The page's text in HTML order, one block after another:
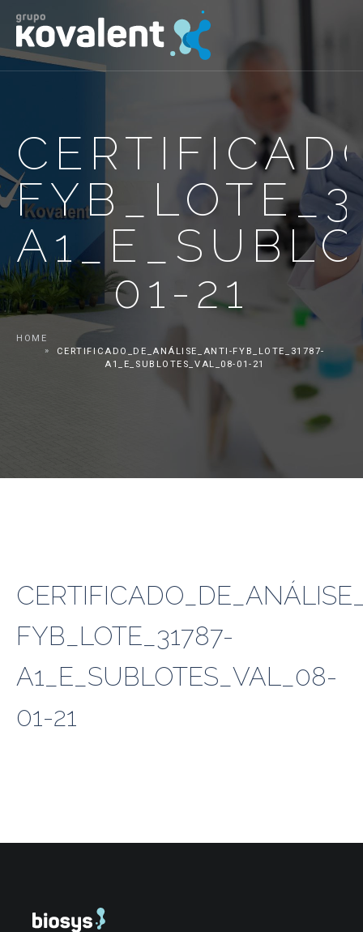
01-21
HOME
CERTIFICADO_DE_ANÁLISE_ANTI-FYB_LOTE_31787-
A1_E_SUBLOTES_VAL_08-01-21
FYB_LOTE_31787-
A1_E_SUBLOTES_VAL_08-
01-21